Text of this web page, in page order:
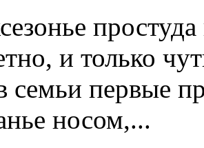
и только
семьи первые
носом,...